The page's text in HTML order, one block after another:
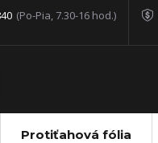
(Po-Pia, 7.30-16 hod.)
Protiťahová fólia